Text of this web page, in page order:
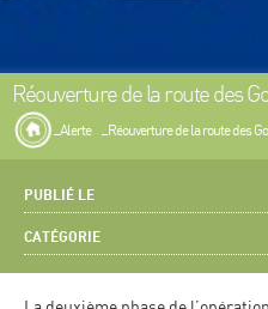
Réouverture de la route des
Alerte Réouverture de la route des
PUBLIÉ LE
CATÉGORIE